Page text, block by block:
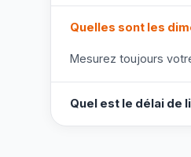
Quelles sont les
Mesurez toujours
Quel est le délai de